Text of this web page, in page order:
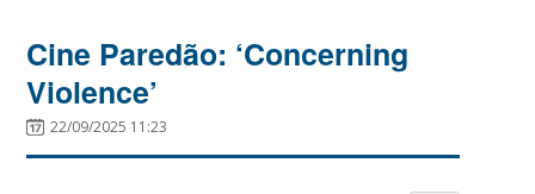
Cine Paredão: ‘Concerning
Violence’
22/09/2025 11:23